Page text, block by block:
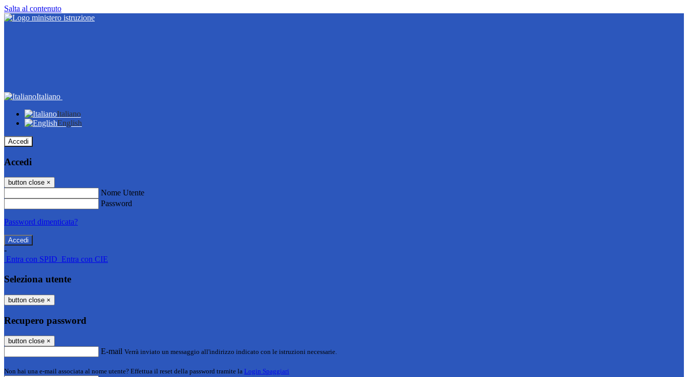
Salta al contenuto
Italiano
Italiano
English
Accedi
Accedi
button close ×
Nome Utente
Password
Password dimenticata?
-
Entra con SPID Entra con CIE
Seleziona utente
button close ×
Recupero password
button close ×
E-mail Verrà inviato un messaggio all'indirizzo indicato con le istruzioni necessarie.
Non hai una e-mail associata al nome utente? Effettua il reset della password tramite la Login Spaggiari